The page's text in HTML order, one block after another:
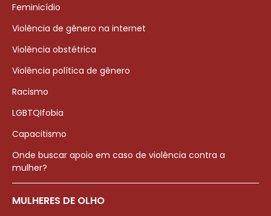
Feminicídio
Violência de gênero na internet
Violência obstétrica
Violência política de gênero
Racismo
LGBTQIfobia
Capacitismo
Onde buscar apoio em caso de violência contra a
mulher?
MULHERES DE OLHO